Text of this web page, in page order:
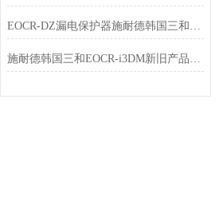
EOCR-DZ漏电保护器施耐德韩国三和电动机保护继电器
施耐德韩国三和EOCR-i3DM新旧产品产品订购代码对应表